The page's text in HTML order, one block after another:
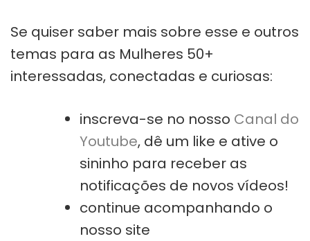
Se quiser saber mais sobre esse e outros
temas para as Mulheres 50+
interessadas, conectadas e curiosas:
inscreva-se no nosso Canal do
Youtube, dê um like e ative o
sininho para receber as
notificações de novos vídeos!
continue acompanhando o
nosso site